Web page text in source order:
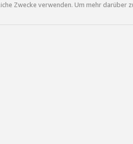
Zwecke verwenden. Um mehr darüber